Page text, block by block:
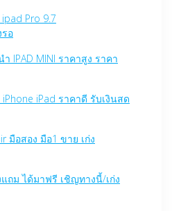
Pro 9.7
อ
IPAD MINI ราคาสูง ราคา
iPad ราคาดี รับเงินสด
มือสอง มือ1 ขาย เก่ง
ถม ได้มาฟรี เชิญทางนี้/เก่ง